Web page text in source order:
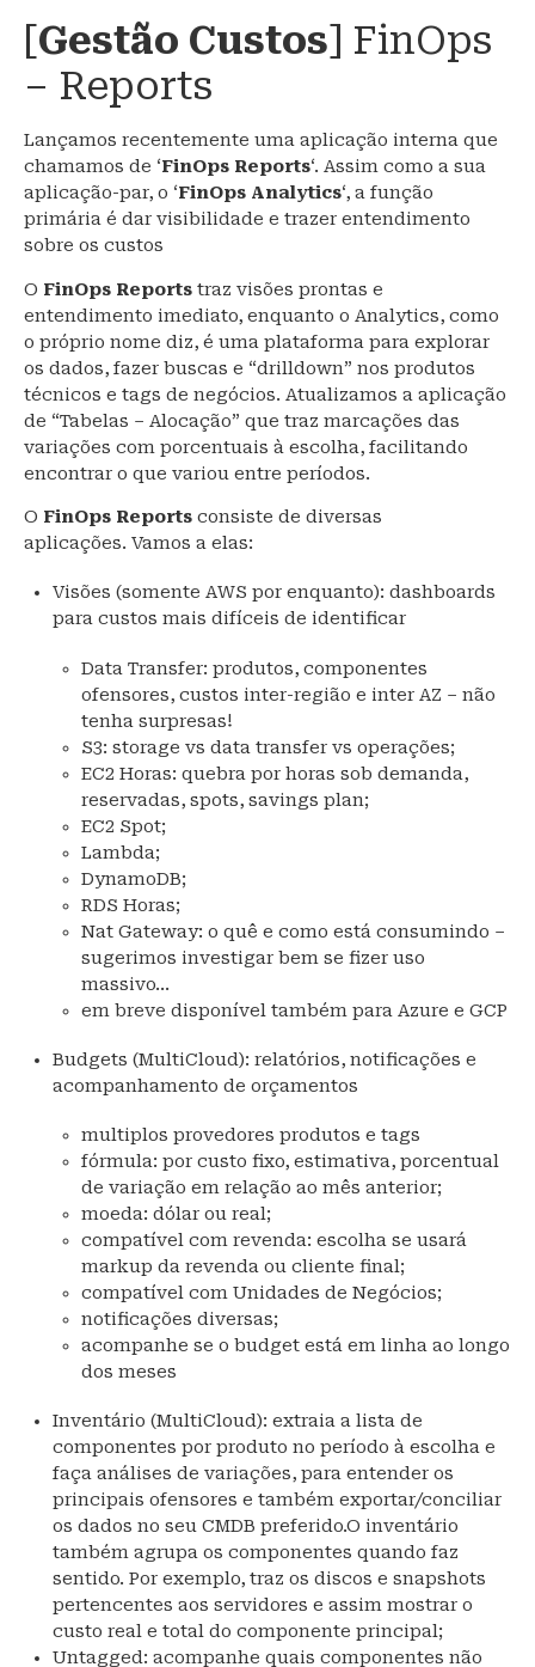
[Gestão Custos] FinOps
– Reports
Lançamos recentemente uma aplicação interna que
chamamos de ‘FinOps Reports‘. Assim como a sua
aplicação-par, o ‘FinOps Analytics‘, a função
primária é dar visibilidade e trazer entendimento
sobre os custos
O FinOps Reports traz visões prontas e
entendimento imediato, enquanto o Analytics, como
o próprio nome diz, é uma plataforma para explorar
os dados, fazer buscas e “drilldown” nos produtos
técnicos e tags de negócios. Atualizamos a aplicação
de “Tabelas – Alocação” que traz marcações das
variações com porcentuais à escolha, facilitando
encontrar o que variou entre períodos.
O FinOps Reports consiste de diversas
aplicações. Vamos a elas:
Visões (somente AWS por enquanto): dashboards
para custos mais difíceis de identificar
Data Transfer: produtos, componentes
ofensores, custos inter-região e inter AZ – não
tenha surpresas!
S3: storage vs data transfer vs operações;
EC2 Horas: quebra por horas sob demanda,
reservadas, spots, savings plan;
EC2 Spot;
Lambda;
DynamoDB;
RDS Horas;
Nat Gateway: o quê e como está consumindo –
sugerimos investigar bem se fizer uso
massivo…
em breve disponível também para Azure e GCP
Budgets (MultiCloud): relatórios, notificações e
acompanhamento de orçamentos
multiplos provedores produtos e tags
fórmula: por custo fixo, estimativa, porcentual
de variação em relação ao mês anterior;
moeda: dólar ou real;
compatível com revenda: escolha se usará
markup da revenda ou cliente final;
compatível com Unidades de Negócios;
notificações diversas;
acompanhe se o budget está em linha ao longo
dos meses
Inventário (MultiCloud): extraia a lista de
componentes por produto no período à escolha e
faça análises de variações, para entender os
principais ofensores e também exportar/conciliar
os dados no seu CMDB preferido.O inventário
também agrupa os componentes quando faz
sentido. Por exemplo, traz os discos e snapshots
pertencentes aos servidores e assim mostrar o
custo real e total do componente principal;
Untagged: acompanhe quais componentes não